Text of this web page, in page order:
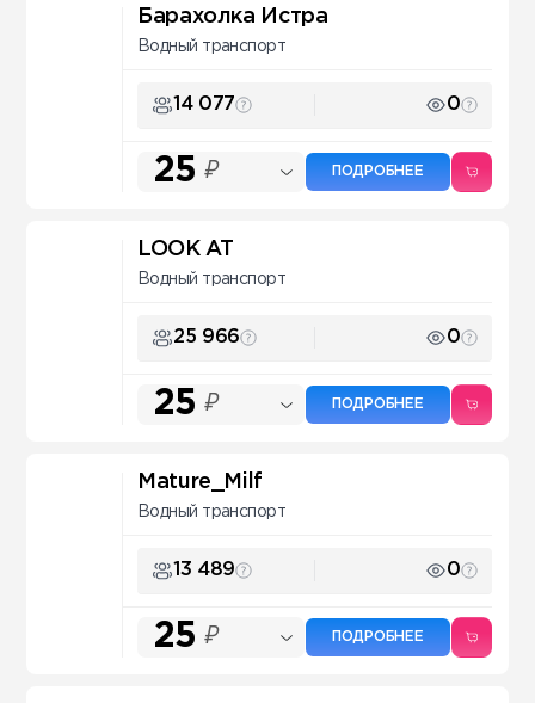
Барахолка Истра
Водный транспорт
14 077 0
25 ₽ ПОДРОБНЕЕ
LOOK AT
Водный транспорт
25 966 0
25 ₽ ПОДРОБНЕЕ
Mature_Milf
Водный транспорт
13 489 0
25 ₽ ПОДРОБНЕЕ